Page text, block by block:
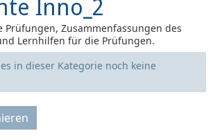
Inno_2
Prüfungen, Zusammenfassungen des
Lernhilfen für die Prüfungen.
in dieser Kategorie noch keine